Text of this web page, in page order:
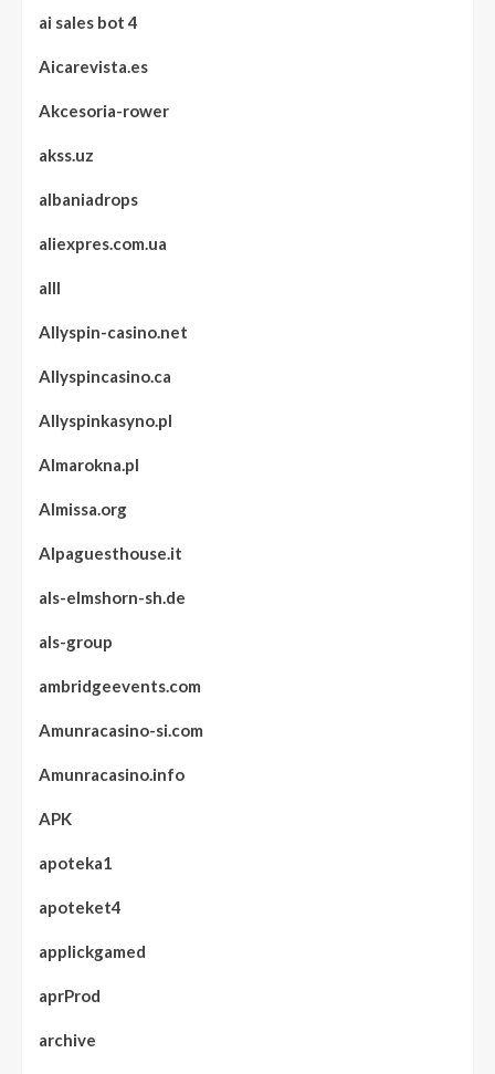
ai sales bot 4
Aicarevista.es
Akcesoria-rower
akss.uz
albaniadrops
aliexpres.com.ua
alll
Allyspin-casino.net
Allyspincasino.ca
Allyspinkasyno.pl
Almarokna.pl
Almissa.org
Alpaguesthouse.it
als-elmshorn-sh.de
als-group
ambridgeevents.com
Amunracasino-si.com
Amunracasino.info
APK
apoteka1
apoteket4
applickgamed
aprProd
archive